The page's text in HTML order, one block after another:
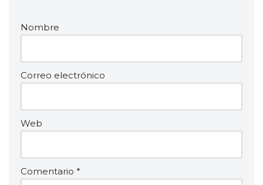
Nombre
Correo electrónico
Web
Comentario *